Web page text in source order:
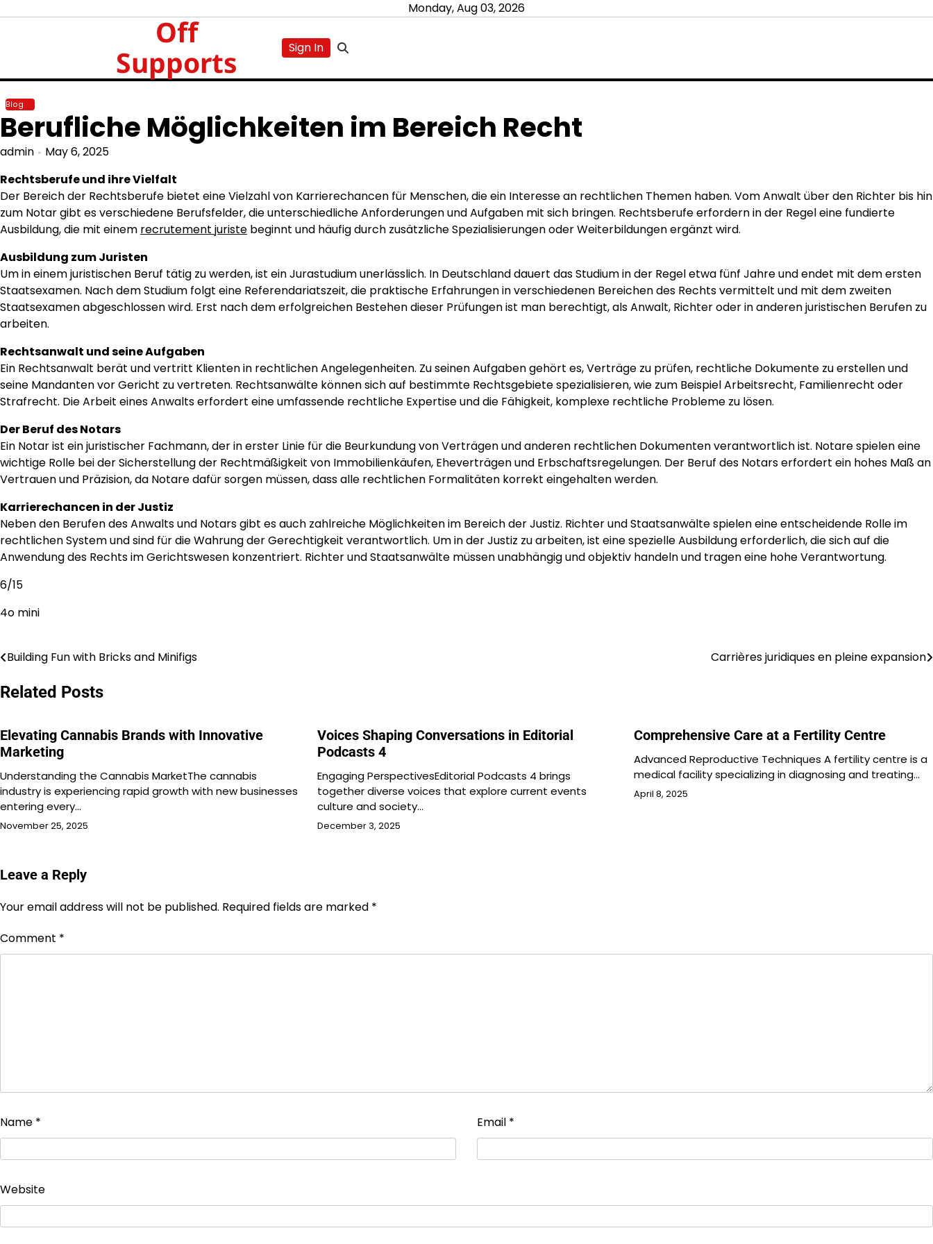
Monday, Aug 03, 2026
Off
Supports
Sign In
Blog
Berufliche Möglichkeiten im Bereich Recht
admin
May 6, 2025
Rechtsberufe und ihre Vielfalt
Der Bereich der Rechtsberufe bietet eine Vielzahl von Karrierechancen für Menschen, die ein Interesse an rechtlichen Themen haben. Vom Anwalt über den Richter bis hin
zum Notar gibt es verschiedene Berufsfelder, die unterschiedliche Anforderungen und Aufgaben mit sich bringen. Rechtsberufe erfordern in der Regel eine fundierte
Ausbildung, die mit einem recrutement juriste beginnt und häufig durch zusätzliche Spezialisierungen oder Weiterbildungen ergänzt wird.
Ausbildung zum Juristen
Um in einem juristischen Beruf tätig zu werden, ist ein Jurastudium unerlässlich. In Deutschland dauert das Studium in der Regel etwa fünf Jahre und endet mit dem ersten
Staatsexamen. Nach dem Studium folgt eine Referendariatszeit, die praktische Erfahrungen in verschiedenen Bereichen des Rechts vermittelt und mit dem zweiten
Staatsexamen abgeschlossen wird. Erst nach dem erfolgreichen Bestehen dieser Prüfungen ist man berechtigt, als Anwalt, Richter oder in anderen juristischen Berufen zu
arbeiten.
Rechtsanwalt und seine Aufgaben
Ein Rechtsanwalt berät und vertritt Klienten in rechtlichen Angelegenheiten. Zu seinen Aufgaben gehört es, Verträge zu prüfen, rechtliche Dokumente zu erstellen und
seine Mandanten vor Gericht zu vertreten. Rechtsanwälte können sich auf bestimmte Rechtsgebiete spezialisieren, wie zum Beispiel Arbeitsrecht, Familienrecht oder
Strafrecht. Die Arbeit eines Anwalts erfordert eine umfassende rechtliche Expertise und die Fähigkeit, komplexe rechtliche Probleme zu lösen.
Der Beruf des Notars
Ein Notar ist ein juristischer Fachmann, der in erster Linie für die Beurkundung von Verträgen und anderen rechtlichen Dokumenten verantwortlich ist. Notare spielen eine
wichtige Rolle bei der Sicherstellung der Rechtmäßigkeit von Immobilienkäufen, Eheverträgen und Erbschaftsregelungen. Der Beruf des Notars erfordert ein hohes Maß an
Vertrauen und Präzision, da Notare dafür sorgen müssen, dass alle rechtlichen Formalitäten korrekt eingehalten werden.
Karrierechancen in der Justiz
Neben den Berufen des Anwalts und Notars gibt es auch zahlreiche Möglichkeiten im Bereich der Justiz. Richter und Staatsanwälte spielen eine entscheidende Rolle im
rechtlichen System und sind für die Wahrung der Gerechtigkeit verantwortlich. Um in der Justiz zu arbeiten, ist eine spezielle Ausbildung erforderlich, die sich auf die
Anwendung des Rechts im Gerichtswesen konzentriert. Richter und Staatsanwälte müssen unabhängig und objektiv handeln und tragen eine hohe Verantwortung.
6/15
4o mini
Post
navigation
Building Fun with Bricks and Minifigs Carrières juridiques en pleine expansion
Related Posts
Elevating Cannabis Brands with Innovative
Marketing
Understanding the Cannabis MarketThe cannabis
industry is experiencing rapid growth with new businesses
entering every…
November 25, 2025
Voices Shaping Conversations in Editorial
Podcasts 4
Engaging PerspectivesEditorial Podcasts 4 brings
together diverse voices that explore current events
culture and society…
December 3, 2025
Comprehensive Care at a Fertility Centre
Advanced Reproductive Techniques A fertility centre is a
medical facility specializing in diagnosing and treating…
April 8, 2025
Leave a Reply
Your email address will not be published. Required fields are marked *
Comment *
Name * Email *
Website